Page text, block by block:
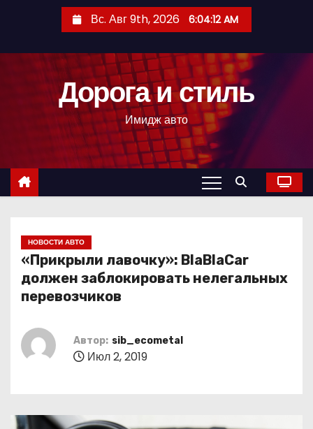
с
Вс. Авг 9th, 2026 6:04:13 AM
Дорога и стиль
Имидж авто
НОВОСТИ АВТО
«Прикрыли лавочку»: BlaBlaCar
должен заблокировать нелегальных
перевозчиков
Автор: sib_ecometal
Июл 2, 2019